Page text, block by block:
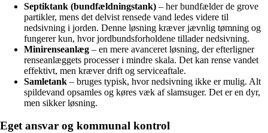
Septiktank (bundfældningstank) – her bundfælder de grove
partikler, mens det delvist rensede vand ledes videre til
nedsivning i jorden. Denne løsning kræver jævnlig tømning og
fungerer kun, hvor jordbundsforholdene tillader nedsivning.
Minirenseanlæg – en mere avanceret løsning, der efterligner
renseanlæggets processer i mindre skala. Det kan rense vandet
effektivt, men kræver drift og serviceaftale.
Samletank – bruges typisk, hvor nedsivning ikke er mulig. Alt
spildevand opsamles og køres væk af slamsuger. Det er en dyr,
men sikker løsning.
Eget ansvar og kommunal kontrol